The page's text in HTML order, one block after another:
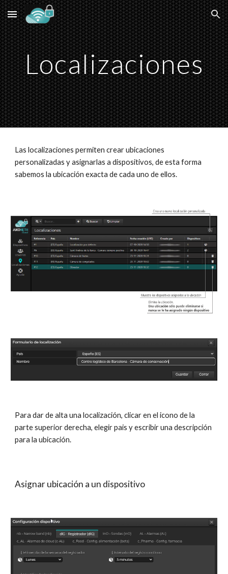
Skip to main content Skip to navigation
Localizaciones
Las localizaciones permiten crear ubicaciones
personalizadas y asignarlas a dispositivos, de esta forma
sabemos la ubicación exacta de cada uno de ellos.
Para dar de alta una localización, clicar en el icono de la
parte superior derecha, elegir pais y escribir una descripción
para la ubicación.
Asignar ubicación a un dispositivo